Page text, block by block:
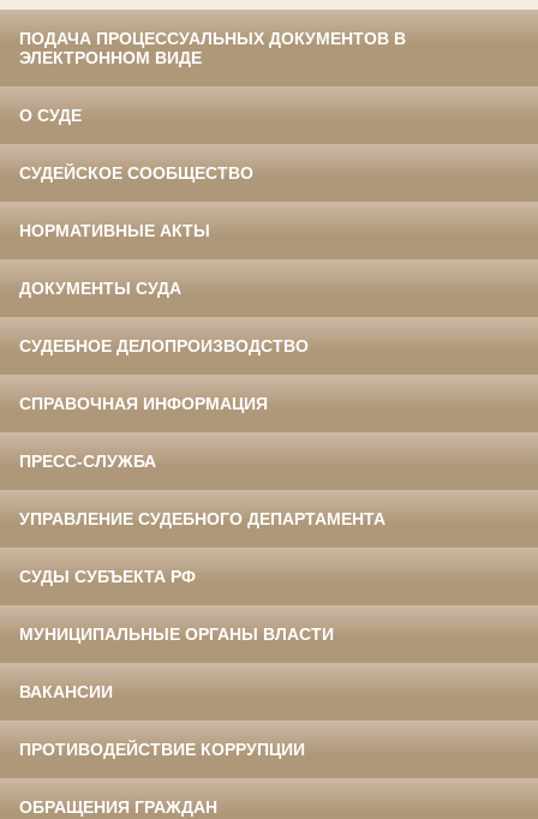
ПОДАЧА ПРОЦЕССУАЛЬНЫХ ДОКУМЕНТОВ В
ЭЛЕКТРОННОМ ВИДЕ
О СУДЕ
СУДЕЙСКОЕ СООБЩЕСТВО
НОРМАТИВНЫЕ АКТЫ
ДОКУМЕНТЫ СУДА
СУДЕБНОЕ ДЕЛОПРОИЗВОДСТВО
СПРАВОЧНАЯ ИНФОРМАЦИЯ
ПРЕСС-СЛУЖБА
УПРАВЛЕНИЕ СУДЕБНОГО ДЕПАРТАМЕНТА
СУДЫ СУБЪЕКТА РФ
МУНИЦИПАЛЬНЫЕ ОРГАНЫ ВЛАСТИ
ВАКАНСИИ
ПРОТИВОДЕЙСТВИЕ КОРРУПЦИИ
ОБРАЩЕНИЯ ГРАЖДАН